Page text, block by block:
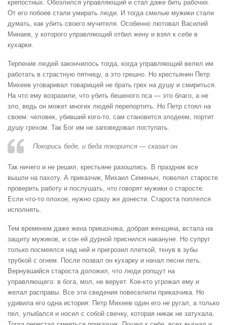
крепостных. Обозлился управляющий и стал даже бить рабочих.
От его побоев стали умирать люди. И тогда смелые мужики стали
думать, как убить своего мучителя. Особенно лютовал Василий
Минаев, у которого управляющий отбил жену и взял к себе в
кухарки.
Терпение людей закончилось тогда, когда управляющий велел им
работать в страстную пятницу, а это грешно. Но крестьянин Петр
Михеев уговаривал товарищей не брать грех на душу и смириться.
На что ему возразили, что убить бешеного пса — это благо, а не
зло, ведь он может многих людей перепортить. Но Петр стоял на
своем: человек, убивший кого-то, сам становится злодеем, портит
душу грехом. Так Бог им не заповедовал поступать.
Покорись беде, и беда покорится — сказал он.
Так ничего и не решил, крестьяне разошлись. В праздник все
вышли на пахоту. А приказчик, Михаил Семеныч, повелел старосте
проверить работу и послушать, что говорят мужики о старосте.
Если что-то плохое, нужно сразу же донести. Староста поплелся
исполнять.
Тем временем даже жена приказчика, добрая женщина, встала на
защиту мужиков, и сон ей дурной приснился накануне. Но супруг
только посмеялся над ней и пригрозил плеткой, ткнув в зубы
трубкой с огнем. После позвал он кухарку и начал песни петь.
Вернувшийся староста доложил, что люди ропщут на
управляющего: в бога, мол, не верует. Кое-кто угрожал ему и
желал расправы. Все эти сведения повеселили приказчика. Но
удивила его одна история: Петр Михеев один его не ругал, а только
пел, улыбался и носил с собой свечку, которая никак не затухала.